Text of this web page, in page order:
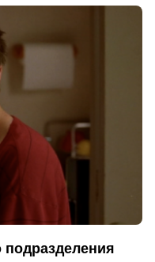
подразделения